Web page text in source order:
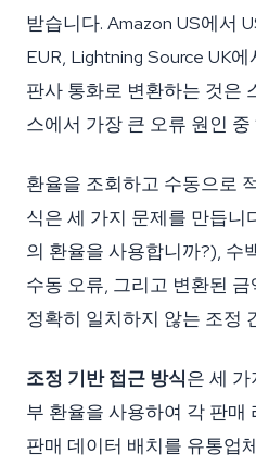
받습니다. Amazon US에서
EUR, Lightning Source UK
판사 통화로 변환하는 것은
스에서 가장 큰 오류 원인 중
환율을 조회하고 수동으로
식은 세 가지 문제를 만듭니
의 환율을 사용합니까?), 수
수동 오류, 그리고 변환된
정확히 일치하지 않는 조정
조정 기반 접근 방식은 세
부 환율을 사용하여 각 판매
판매 데이터 배치를 유통업